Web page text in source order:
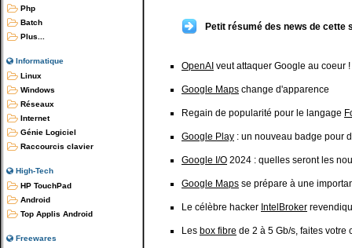
Php
Batch
Plus...
Informatique
Linux
Windows
Réseaux
Internet
Génie Logiciel
Raccourcis clavier
High-Tech
HP TouchPad
Android
Top Applis Android
Freewares
Petit résumé des news de cette
OpenAI veut attaquer Google au coeur !
Google Maps change d'apparence
Regain de popularité pour le langage
Google Play : un nouveau badge pour
Google I/O 2024 : quelles seront les
Google Maps se prépare à une
Le célèbre hacker IntelBroker
Les box fibre de 2 à 5 Gb/s, faites votre